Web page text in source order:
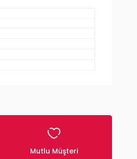
Mutlu Müşteri